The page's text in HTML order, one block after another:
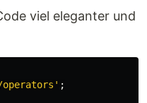
viel eleganter und
' ;